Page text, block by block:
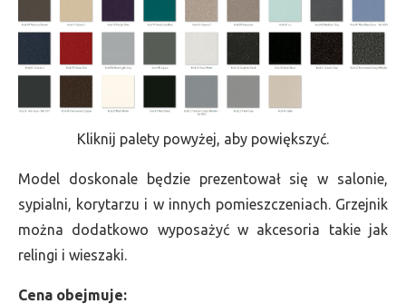
Kliknij palety powyżej, aby powiększyć.
Model doskonale będzie prezentował się w salonie,
sypialni, korytarzu i w innych pomieszczeniach. Grzejnik
można dodatkowo wyposażyć w akcesoria takie jak
relingi i wieszaki.
Cena obejmuje: